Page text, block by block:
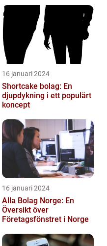
16 januari 2024
Shortcake bolag: En
djupdykning i ett populärt
koncept
16 januari 2024
Alla Bolag Norge: En
Översikt över
Företagsfönstret i Norge